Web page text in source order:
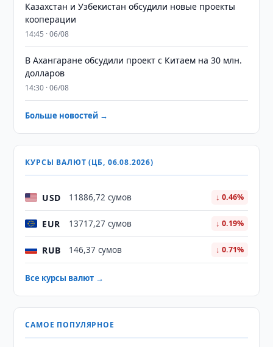
Казахстан и Узбекистан обсудили новые проекты
кооперации
14:45 · 06/08
В Ахангаране обсудили проект с Китаем на 30 млн.
долларов
14:30 · 06/08
Больше новостей →
КУРСЫ ВАЛЮТ (ЦБ, 06.08.2026)
USD 11886,72 сумов ↓ 0.46%
EUR 13717,27 сумов ↓ 0.19%
RUB 146,37 сумов ↓ 0.71%
Все курсы валют →
САМОЕ ПОПУЛЯРНОЕ